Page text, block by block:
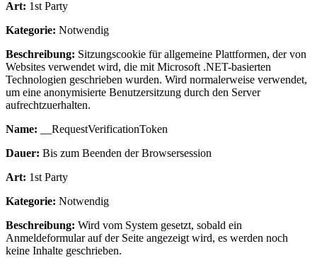
Art: 1st Party
Kategorie: Notwendig
Beschreibung: Sitzungscookie für allgemeine Plattformen, der von
Websites verwendet wird, die mit Microsoft .NET-basierten
Technologien geschrieben wurden. Wird normalerweise verwendet,
um eine anonymisierte Benutzersitzung durch den Server
aufrechtzuerhalten.
Name: __RequestVerificationToken
Dauer: Bis zum Beenden der Browsersession
Art: 1st Party
Kategorie: Notwendig
Beschreibung: Wird vom System gesetzt, sobald ein
Anmeldeformular auf der Seite angezeigt wird, es werden noch
keine Inhalte geschrieben.